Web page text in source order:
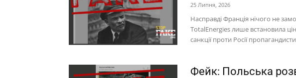
25 Липня, 2026
Насправді Франція нічого не
TotalEnergies лише встановила
санкції проти Росії
Фейк: Польська